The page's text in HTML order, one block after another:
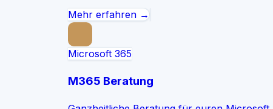
Mehr erfahren →
Microsoft 365
M365 Beratung